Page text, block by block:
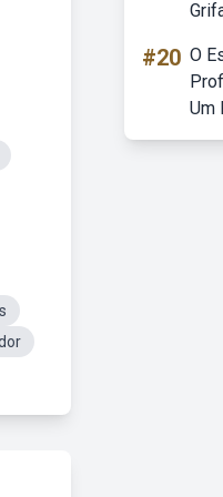
#20 O
Um